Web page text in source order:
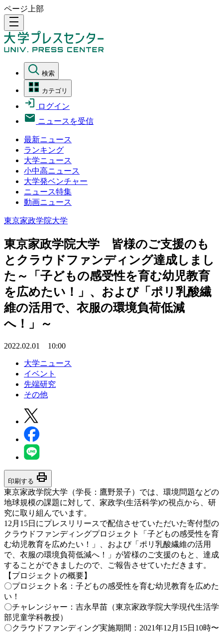
ページ上部
density_medium
検索
カテゴリ
ログイン
ニュースを受信
最新ニュース
ランキング
大学ニュース
小中高ニュース
大学発ベンチャー
ニュース特集
動画ニュース
東京家政学院大学
東京家政学院大学 皆様のご支援のも
とクラウドファンディング達成しまし
た～「子どもの感受性を育む幼児教育
を広めたい！」、および「ポリ乳酸繊
維の活用で、衣服の環境負荷低減
へ！」～
2022.02.01 10:00
大学ニュース
イベント
先端研究
その他
印刷する print
東京家政学院大学（学長：鷹野景子）では、環境問題などの
地球規模の課題に対して、家政学(生活科学)の視点から、研
究に取り組んでいます。
12月15日にプレスリリースで配信させていただいた寄付型の
クラウドファンディングプロジェクト「子どもの感受性を育
む幼児教育を広めたい！」、および「ポリ乳酸繊維の活用
で、衣服の環境負荷低減へ！」が皆様のご支援のもと、達成
することができましたので、ご報告させていただきます。
【プロジェクトの概要】
〇プロジェクト名：子どもの感受性を育む幼児教育を広めた
い！
〇チャレンジャー：吉永早苗（東京家政学院大学現代生活学
部児童学科教授）
〇クラウドファンディング実施期間：2021年12月15日10時〜